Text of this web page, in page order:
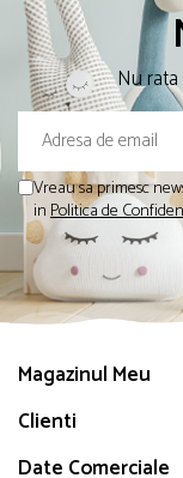
Nu
Vreau sa primesc
inPolitica de
Magazinul Meu
Clienti
Date Comerciale